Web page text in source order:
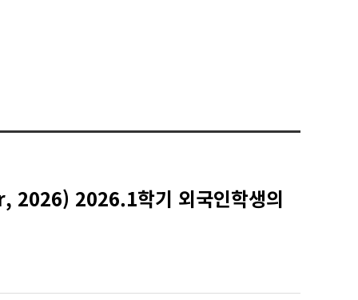
2026.1학기 외국인학생의